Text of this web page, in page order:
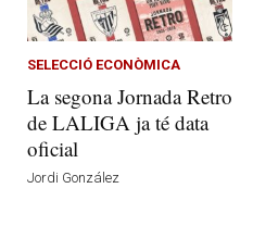
SELECCIÓ ECONÒMICA
La segona Jornada Retro
de LALIGA ja té data
oficial
Jordi González